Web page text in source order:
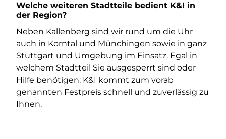
Welche weiteren Stadtteile bedient K&I in
der Region?
Neben Kallenberg sind wir rund um die Uhr
auch in Korntal und Münchingen sowie in ganz
Stuttgart und Umgebung im Einsatz. Egal in
welchem Stadtteil Sie ausgesperrt sind oder
Hilfe benötigen: K&I kommt zum vorab
genannten Festpreis schnell und zuverlässig zu
Ihnen.